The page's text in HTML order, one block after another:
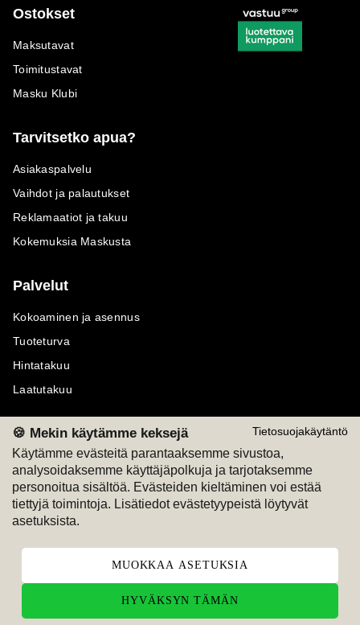
Tietosuojakäytäntö
🍪 Mekin käytämme keksejä
Käytämme evästeitä parantaaksemme sivustoa,
analysoidaksemme käyttäjäpolkuja ja tarjotaksemme
personoitua sisältöä. Evästeiden kieltäminen voi estää
tiettyjä toimintoja. Lisätiedot evästetyypeistä löytyvät
asetuksista.
MUOKKAA ASETUKSIA
HYVÄKSYN TÄMÄN
Ostokset
Maksutavat
Toimitustavat
Masku Klubi
Tarvitsetko apua?
Asiakaspalvelu
Vaihdot ja palautukset
Reklamaatiot ja takuu
Kokemuksia Maskusta
Palvelut
Kokoaminen ja asennus
Tuoteturva
Hintatakuu
Laatutakuu
Maksutavat
M
Seuraa meitä